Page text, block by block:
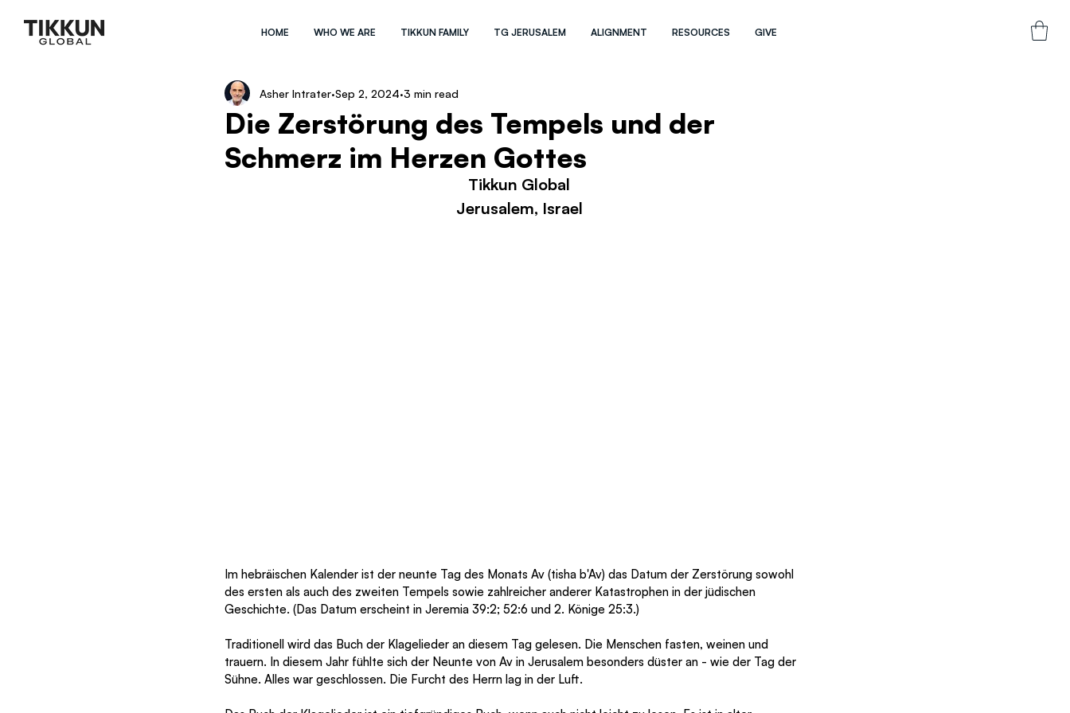
HOME WHO WE ARE TIKKUN FAMILY TG JERUSALEM ALIGNMENT RESOURCES GIVE
Die Zerstörung des Tempels und der
Schmerz im Herzen Gottes
Asher Intrater Sep 2, 2024 3 min read
Tikkun Global
Jerusalem, Israel
Im hebräischen Kalender ist der neunte Tag des Monats Av (tisha b'Av) das Datum der Zerstörung sowohl
des ersten als auch des zweiten Tempels sowie zahlreicher anderer Katastrophen in der jüdischen
Geschichte. (Das Datum erscheint in Jeremia 39:2; 52:6 und 2. Könige 25:3.)
Traditionell wird das Buch der Klagelieder an diesem Tag gelesen. Die Menschen fasten, weinen und
trauern. In diesem Jahr fühlte sich der Neunte von Av in Jerusalem besonders düster an - wie der Tag der
Sühne. Alles war geschlossen. Die Furcht des Herrn lag in der Luft.